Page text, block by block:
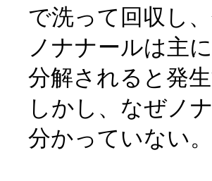
で洗って回収し
ノナナールは主
分解されると発
しかし、なぜノ
分かっていない。